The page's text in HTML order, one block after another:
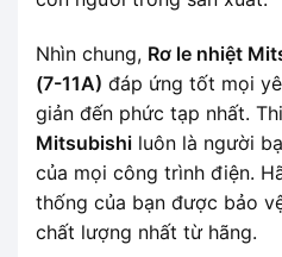
Nhìn chung, Rơ le nhiệt
(7-11A) đáp ứng tốt mọi
giản đến phức tạp nhất.
Mitsubishi luôn là người
của mọi công trình điện.
thống của bạn được bảo
chất lượng nhất từ hãng.